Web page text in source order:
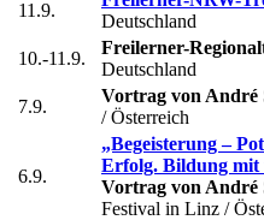
11.9.
Deutschland
10.-11.9.
Freilerner-
Deutschland
7.9.
Vortrag von André
/ Österreich
6.9.
„Begeisterung –
Erfolg. Bildung mit
Vortrag von André
Festival in Linz /